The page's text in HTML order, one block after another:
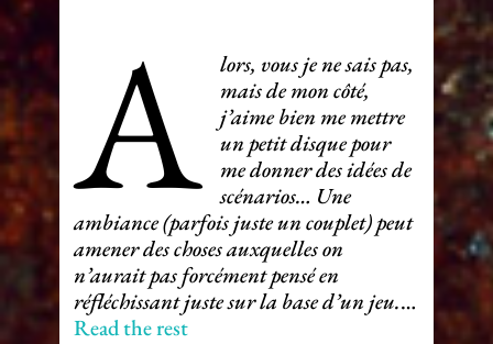
A
lors, vous je ne sais pas,
mais de mon côté,
j’aime bien me mettre
un petit disque pour
me donner des idées de
scénarios… Une
ambiance (parfois juste un couplet) peut
amener des choses auxquelles on
n’aurait pas forcément pensé en
réfléchissant juste sur la base d’un jeu.…
Read the rest